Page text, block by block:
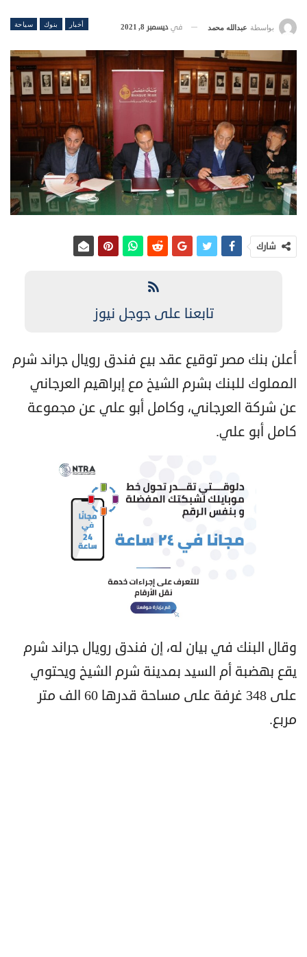
أخبار بنوك سياحة بواسطة عبدالله محمد في ديسمبر 8, 2021
شارك
تابعنا على جوجل نيوز
أعلن بنك مصر توقيع عقد بيع فندق رويال جراند شرم
المملوك للبنك بشرم الشيخ مع إبراهيم العرجاني
عن شركة العرجاني، وكامل أبو علي عن مجموعة
كامل أبو علي.
وقال البنك في بيان له، إن فندق رويال جراند شرم
يقع بهضبة أم السيد بمدينة شرم الشيخ ويحتوي
على 348 غرفة على مساحة قدرها 60 الف متر
مربع.